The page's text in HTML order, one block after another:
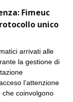
Fimeuc
unico
arrivati alle
la gestione di
l’attenzione
che coinvolgono